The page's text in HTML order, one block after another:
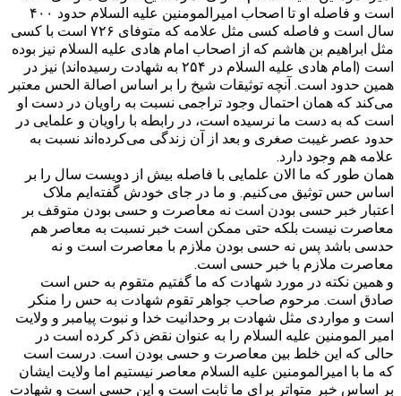
است و فاصله او تا اصحاب امیرالمومنین علیه السلام حدود ۴۰۰
سال است و فاصله کسی مثل علامه که متوفای ۷۲۶ است با کسی
مثل ابراهیم بن هاشم که از اصحاب امام هادی علیه السلام نیز بوده
است (امام هادی علیه السلام در ۲۵۴ به شهادت رسیده‌اند) نیز در
همین حدود است. آنچه توثیقات شیخ را بر اساس اصالة الحس معتبر
می‌کند که همان احتمال وجود تراجمی نسبت به راویان در دست او
است که به دست ما نرسیده است، در رابطه با راویان و علمایی در
حدود عصر غیبت صغری و بعد از آن زندگی می‌کرده‌اند نسبت به
علامه هم وجود دارد.
همان طور که ما الان علمایی با فاصله بیش از دویست سال را بر
اساس حس توثیق می‌کنیم. و ما در جای خودش گفته‌ایم ملاک
اعتبار خبر حسی بودن است نه معاصرت و حسی بودن متوقف بر
معاصرت نیست بلکه حتی ممکن است خبر نسبت به معاصر هم
حدسی باشد پس نه حسی بودن ملازم با معاصرت است و نه
معاصرت ملازم با خبر حسی است.
و همین نکته در مورد شهادت که ما گفتیم متقوم به حس است
صادق است. مرحوم صاحب جواهر تقوم شهادت به حس را منکر
است و مواردی مثل شهادت بر وحدانیت خدا و نبوت پیامبر و ولایت
امیر المومنین علیه السلام را به عنوان نقض ذکر کرده است در
حالی که این خلط بین معاصرت و حسی بودن است. درست است
که ما با امیرالمومنین علیه السلام معاصر نیستیم اما ولایت ایشان
بر اساس خبر متواتر برای ما ثابت است و این حسی است و شهادت